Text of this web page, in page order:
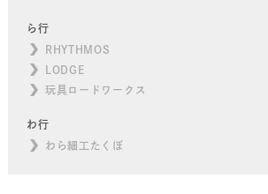
ら行
RHYTHMOS
LODGE
玩具ロードワークス
わ行
わら細工たくぼ